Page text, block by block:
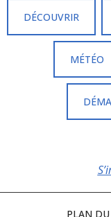
DÉCOUVRIR
MÉTÉO
PLAN DU